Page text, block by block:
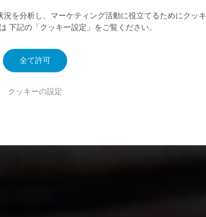
を分析し、マーケティング活動に役立てるためにクッキ
下記の「クッキー設定」をご覧ください。
全て許可
クッキーの設定